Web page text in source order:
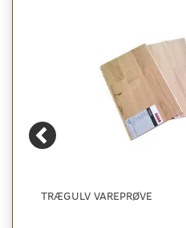
TRÆGULV VAREPRØVE